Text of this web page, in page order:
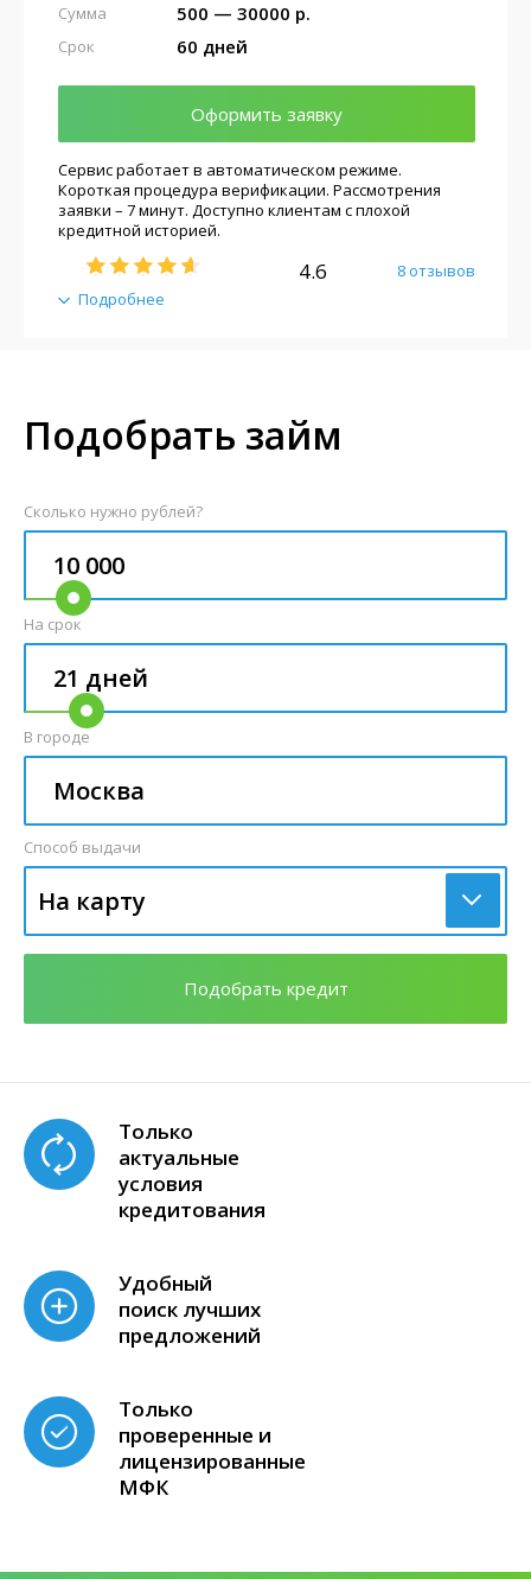
500 — 30000 р.
Сумма
60 дней
Срок
Оформить заявку
Подробнее
Сервис работает в автоматическом режиме.
Короткая процедура верификации. Рассмотрения
заявки – 7 минут. Доступно клиентам с плохой
кредитной историей.
4.6 8 отзывов
Подобрать займ
Сколько нужно рублей?
На срок
В городе
Способ выдачи
На карту
Подобрать кредит
Только
актуальные
условия
кредитования
Удобный
поиск лучших
предложений
Только
проверенные и
лицензированные
МФК